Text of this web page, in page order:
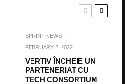
SPRINT NEWS
·
FEBRUARY 2, 2022
VERTIV ÎNCHEIE UN
PARTENERIAT CU
TECH CONSORTIUM